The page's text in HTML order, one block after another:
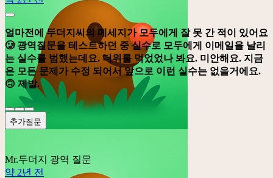
얼마전에 두더지씨의 메세지가 모두에게 잘 못 간 적이 있어요
🥲 광역질문을 테스트하던 중 실수로 모두에게 이메일을 날리
는 실수를 범했는데요. 더위를 먹었었나 봐요. 미안해요. 지금
은 모든 문제가 수정 되어서 앞으로 이런 실수는 없을거에요.
🙃 제발.
추가질문
Mr.두더지
광역 질문
약 2년 전